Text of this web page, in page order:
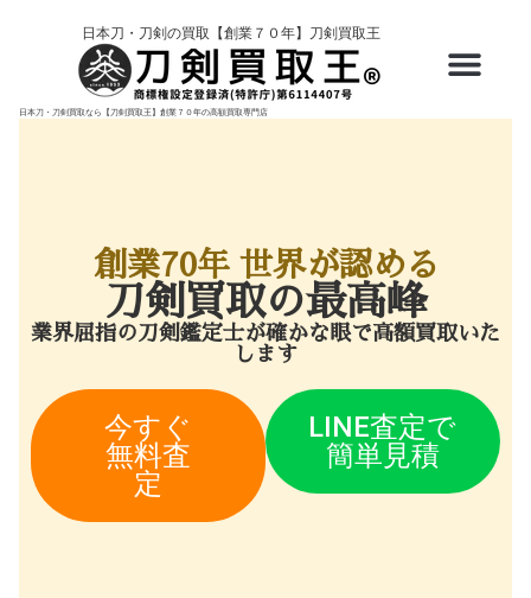
日本刀・刀剣の買取【創業７０年】刀剣買取王
日本刀・刀剣買取なら【刀剣買取王】創業７０年の高額買取専門店
創業70年 世界が認める
刀剣買取の最高峰
業界屈指の刀剣鑑定士が確かな眼で高額買取いた
します
今すぐ
無料査
定
LINE査定で
簡単見積